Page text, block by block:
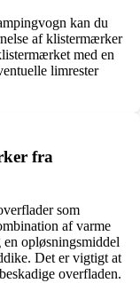
kan du
af klistermærker
med en
limrester
fra
som
af varme
opløsningsmiddel
Det er vigtigt at
overfladen.